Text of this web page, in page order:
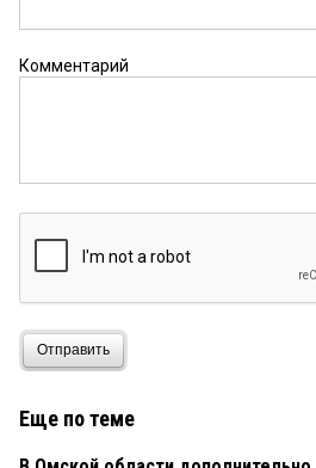
Комментарий
Отправить
Еще по теме